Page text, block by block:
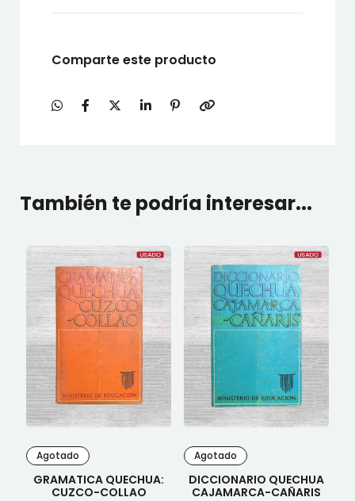
Comparte este producto
También te podría interesar...
Agotado
GRAMATICA QUECHUA:
CUZCO-COLLAO
Agotado
DICCIONARIO QUECHUA
CAJAMARCA-CAÑARIS